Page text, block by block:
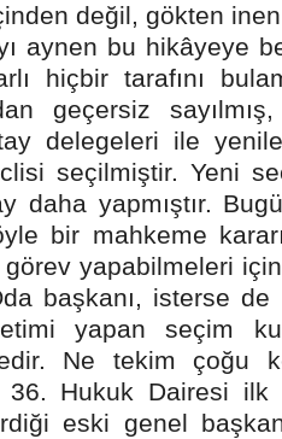
değil, gökten inen
aynen bu hikâyeye
hiçbir tarafını
geçersiz
delegeleri ile
seçilmiştir. Yeni
daha yapmıştır.
bir mahkeme
yapabilmeleri
başkanı, isterse de
yapan seçim
Ne tekim çoğu
36. Hukuk Dairesi
eski genel